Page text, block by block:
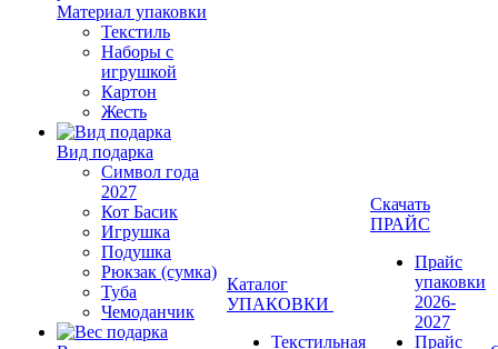
Материал упаковки
Текстиль
Наборы с
игрушкой
Картон
Жесть
Вид подарка
Символ года
2027
Кот Басик
Игрушка
Подушка
Рюкзак (сумка)
Туба
Чемоданчик
Каталог
УПАКОВКИ
Текстильная
Скачать
ПРАЙС
Прайс
упаковки
2026-
2027
Прайс